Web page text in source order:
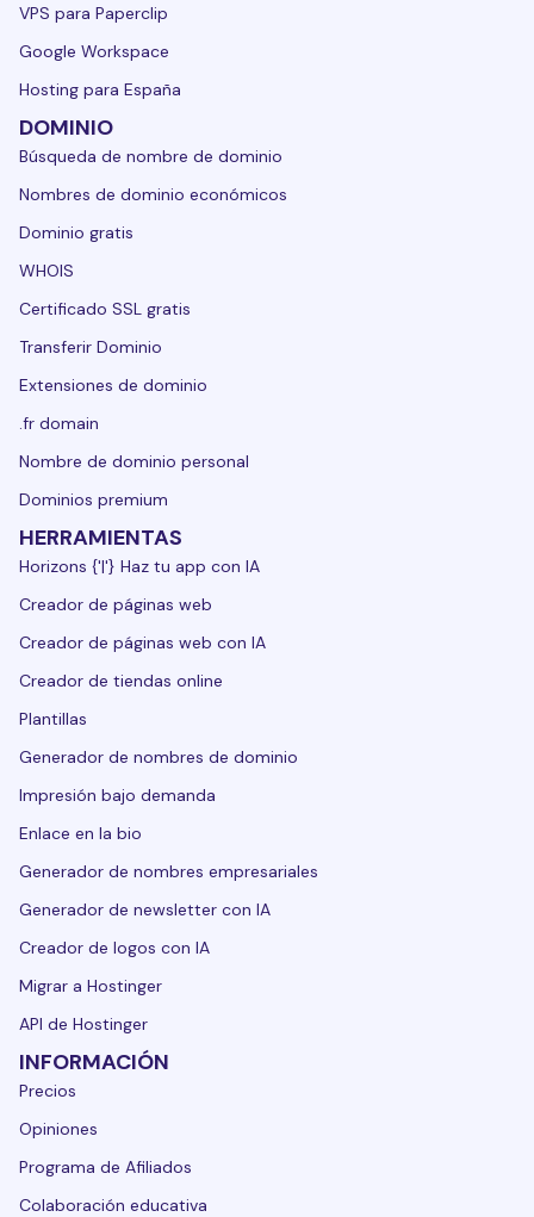
VPS para Paperclip
Google Workspace
Hosting para España
DOMINIO
Búsqueda de nombre de dominio
Nombres de dominio económicos
Dominio gratis
WHOIS
Certificado SSL gratis
Transferir Dominio
Extensiones de dominio
.fr domain
Nombre de dominio personal
Dominios premium
HERRAMIENTAS
Horizons {'|'} Haz tu app con IA
Creador de páginas web
Creador de páginas web con IA
Creador de tiendas online
Plantillas
Generador de nombres de dominio
Impresión bajo demanda
Enlace en la bio
Generador de nombres empresariales
Generador de newsletter con IA
Creador de logos con IA
Migrar a Hostinger
API de Hostinger
INFORMACIÓN
Precios
Opiniones
Programa de Afiliados
Colaboración educativa